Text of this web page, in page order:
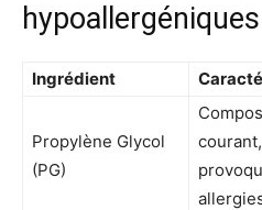
hypoallergéniques
Ingrédient
Propylène Glycol
(PG)